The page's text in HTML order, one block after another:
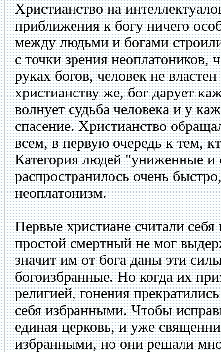
Христианство на
приближения к богу ничего
между людьми и богами
с точки зрения неоплатоников,
руках богов, человек не
христианству же, бог дарует
волнует судьба человека и у
спасение. Христианство
всем, в первую очередь к тем,
Категория людей "униженные и
распространилось очень
неоплатонизм.
Первые христиане считали
простой смертный не мог
значит им от бога даны эти
богоизбранные. Но когда их
религией, гонения
себя избранными. Чтобы
единая церковь, и уже
избранными, но они решали